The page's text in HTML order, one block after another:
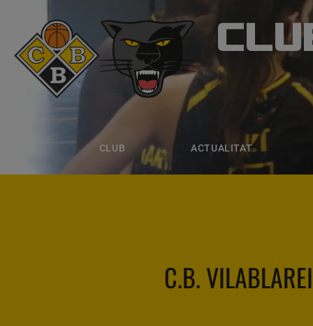
CLUB ACTUALITAT
CLUB
ACTUALITAT
C.B.